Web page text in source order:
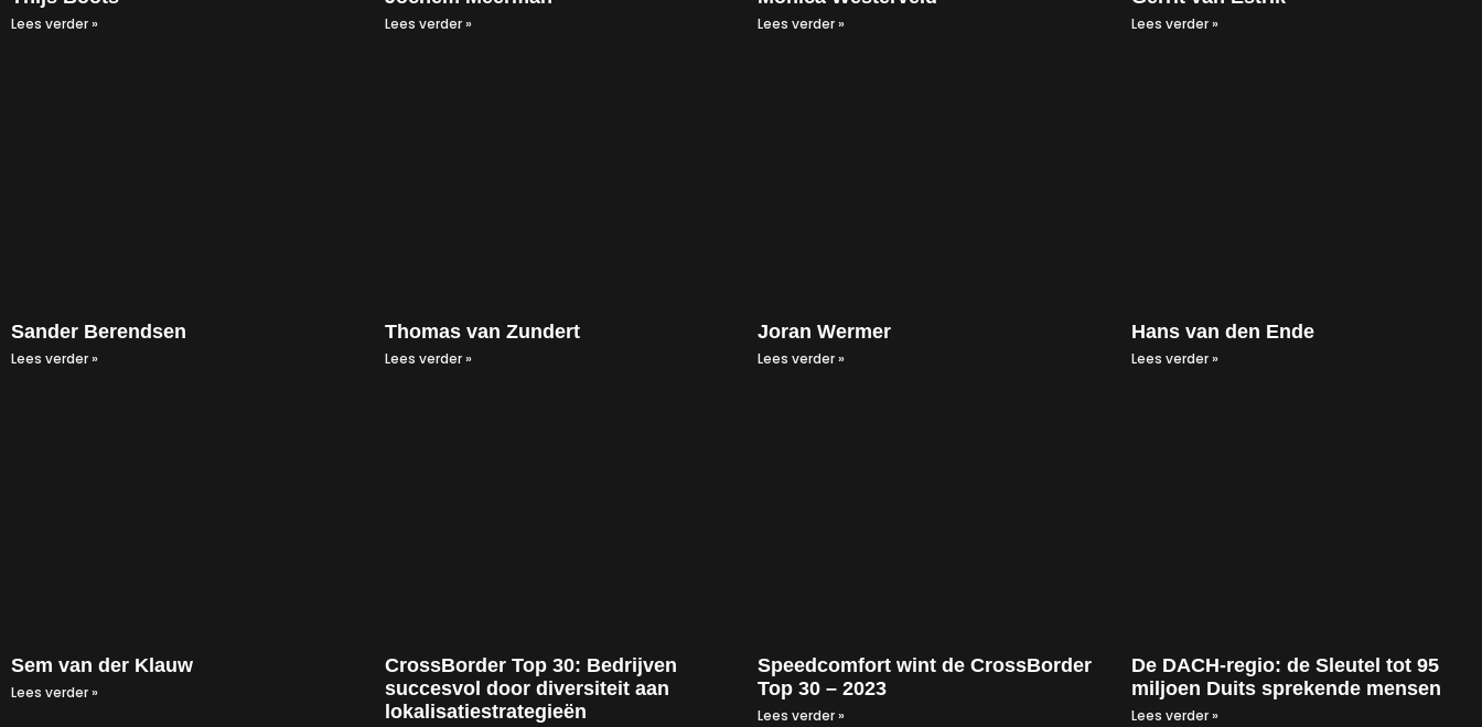
Lees verder » Lees verder » Lees verder » Lees verder »
Sander Berendsen
Lees verder »
Thomas van Zundert
Lees verder »
Joran Wermer
Lees verder »
Hans van den Ende
Lees verder »
Sem van der Klauw
Lees verder »
CrossBorder Top 30: Bedrijven
succesvol door diversiteit aan
lokalisatiestrategieën
Speedcomfort wint de CrossBorder
Top 30 – 2023
Lees verder »
De DACH-regio: de Sleutel tot 95
miljoen Duits sprekende mensen
Lees verder »